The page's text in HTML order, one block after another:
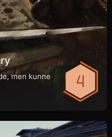
men kunne